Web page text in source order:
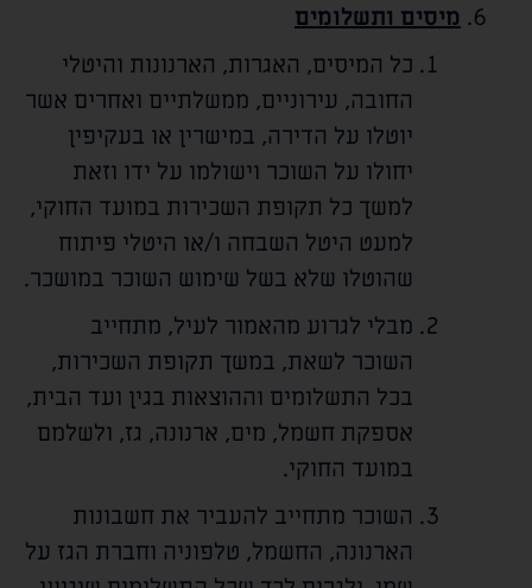
מיסים ותשלומים
כל המיסים, האגרות, הארנונות והיטלי
החובה, עירוניים, ממשלתיים ואחרים אשר
יוטלו על הדירה, במישרין או בעקיפין
יחולו על השוכר וישולמו על ידו וזאת
למשך כל תקופת השכירות במועד החוקי,
למעט היטל השבחה ו/או היטלי פיתוח
שהוטלו שלא בשל שימוש השוכר במושכר.
מבלי לגרוע מהאמור לעיל, מתחייב
השוכר לשאת, במשך תקופת השכירות,
בכל התשלומים וההוצאות בגין ועד הבית,
אספקת חשמל, מים, ארנונה, גז, ולשלמם
במועד החוקי.
השוכר מתחייב להעביר את חשבונות
הארנונה, החשמל, טלפוניה וחברת הגז על